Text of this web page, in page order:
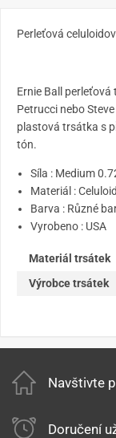
Perleťová
Ernie Ball
Petrucci nebo
plastová trsátka s
tón.
Síla : Medium
Materiál :
Barva : Různé
Vyrobeno : USA
Materiál trsátek
Výrobce trsátek
Navštivte
Doručení